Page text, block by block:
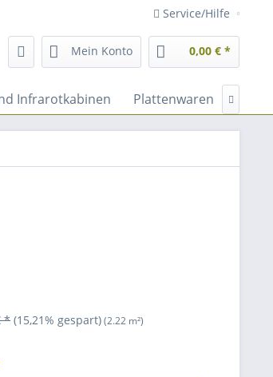
Service/Hilfe
Mein Konto 0,00 € *
Infrarotkabinen Plattenwaren 
* (15,21% gespart)(2.22 m²)